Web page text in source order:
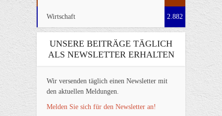
Wirtschaft 2.882
UNSERE BEITRÄGE TÄGLICH
ALS NEWSLETTER ERHALTEN
Wir versenden täglich einen Newsletter mit
den aktuellen Meldungen.
Melden Sie sich für den Newsletter an!